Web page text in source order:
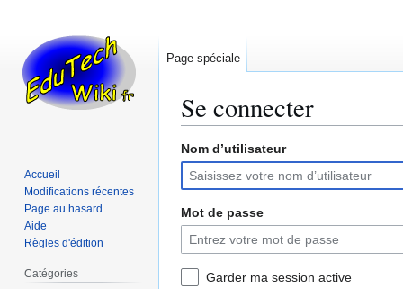
Se connecter
Aller
la
navigation
Aller
la
recherche
Nom d’utilisateur
Mot de passe
Garder ma session active
Page spéciale
Accueil
Modifications récentes
Page au hasard
Aide
Règles d'édition
Catégories